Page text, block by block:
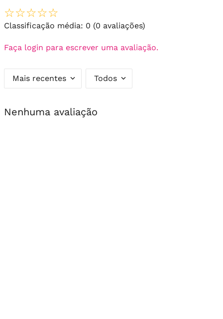
☆☆☆☆☆
Classificação média: 0 (0 avaliações)
Faça login para escrever uma avaliação.
Mais recentes Todos
Nenhuma avaliação